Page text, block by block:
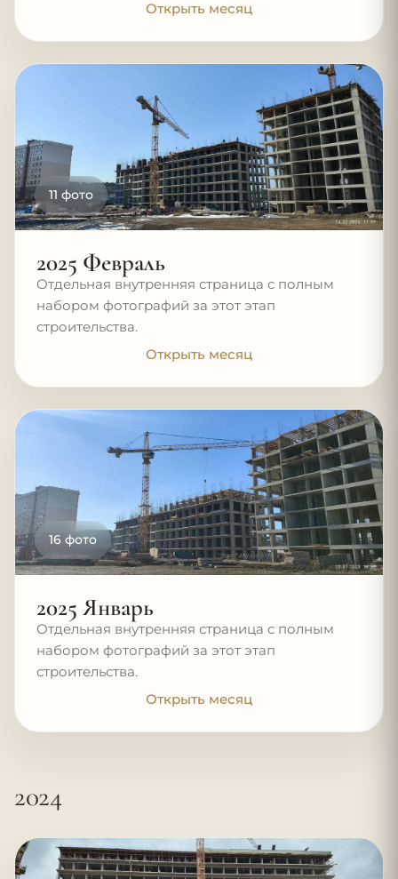
Открыть месяц
11 фото
2025 Февраль
Отдельная внутренняя страница с полным
набором фотографий за этот этап
строительства.
Открыть месяц
16 фото
2025 Январь
Отдельная внутренняя страница с полным
набором фотографий за этот этап
строительства.
Открыть месяц
2024